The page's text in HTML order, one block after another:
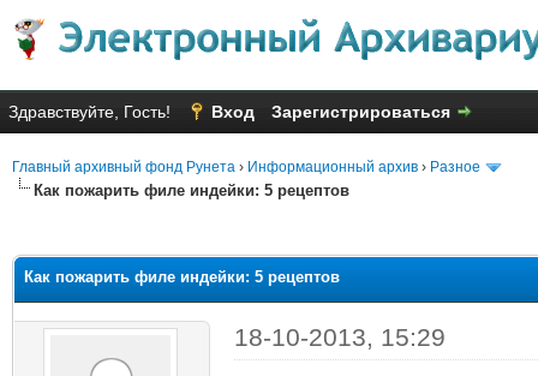
Здравствуйте, Гость! Вход Зарегистрироваться
Главный архивный фонд Рунета › Информационный архив › Разное
Как пожарить филе индейки: 5 рецептов
Как пожарить филе индейки: 5 рецептов
18-10-2013, 15:29